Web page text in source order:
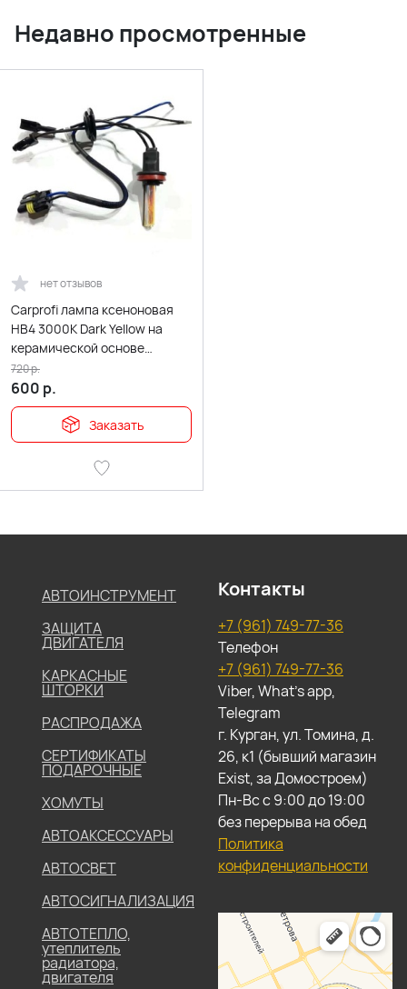
Недавно просмотренные
нет отзывов
Carprofi лампа ксеноновая
HB4 3000K Dark Yellow на
керамической основе
гарантия 14дн
600 р.
720р.
Заказать
АВТОИНСТРУМЕНТ
ЗАЩИТА
ДВИГАТЕЛЯ
КАРКАСНЫЕ
ШТОРКИ
РАСПРОДАЖА
СЕРТИФИКАТЫ
ПОДАРОЧНЫЕ
ХОМУТЫ
АВТОАКСЕССУАРЫ
АВТОСВЕТ
АВТОСИГНАЛИЗАЦИЯ
АВТОТЕПЛО,
утеплитель
радиатора,
двигателя
Контакты
+7 (961) 749-77-36
Телефон
+7 (961) 749-77-36
Viber, What's app,
Telegram
г. Курган, ул. Томина, д.
26, к1 (бывший магазин
Exist, за Домостроем)
Пн-Вс с 9:00 до 19:00
без перерыва на обед
Политика
конфиденциальности